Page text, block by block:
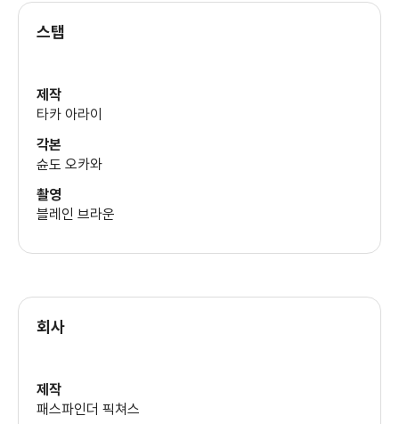
스탭
제작
타카 아라이
각본
슌도 오카와
촬영
블레인 브라운
회사
제작
패스파인더 픽쳐스